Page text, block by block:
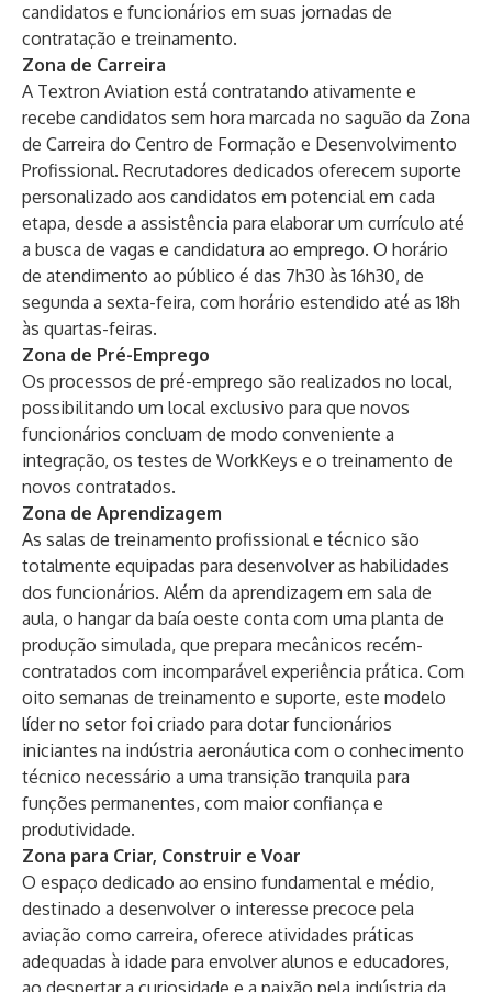
candidatos e funcionários em suas jornadas de
contratação e treinamento.
Zona de Carreira
A Textron Aviation está contratando ativamente e
recebe candidatos sem hora marcada no saguão da Zona
de Carreira do Centro de Formação e Desenvolvimento
Profissional. Recrutadores dedicados oferecem suporte
personalizado aos candidatos em potencial em cada
etapa, desde a assistência para elaborar um currículo até
a busca de vagas e candidatura ao emprego. O horário
de atendimento ao público é das 7h30 às 16h30, de
segunda a sexta-feira, com horário estendido até as 18h
às quartas-feiras.
Zona de Pré-Emprego
Os processos de pré-emprego são realizados no local,
possibilitando um local exclusivo para que novos
funcionários concluam de modo conveniente a
integração, os testes de WorkKeys e o treinamento de
novos contratados.
Zona de Aprendizagem
As salas de treinamento profissional e técnico são
totalmente equipadas para desenvolver as habilidades
dos funcionários. Além da aprendizagem em sala de
aula, o hangar da baía oeste conta com uma planta de
produção simulada, que prepara mecânicos recém-
contratados com incomparável experiência prática. Com
oito semanas de treinamento e suporte, este modelo
líder no setor foi criado para dotar funcionários
iniciantes na indústria aeronáutica com o conhecimento
técnico necessário a uma transição tranquila para
funções permanentes, com maior confiança e
produtividade.
Zona para Criar, Construir e Voar
O espaço dedicado ao ensino fundamental e médio,
destinado a desenvolver o interesse precoce pela
aviação como carreira, oferece atividades práticas
adequadas à idade para envolver alunos e educadores,
ao despertar a curiosidade e a paixão pela indústria da